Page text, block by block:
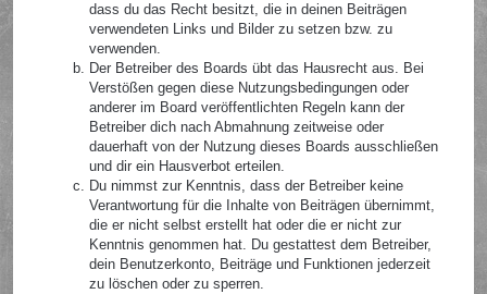
dass du das Recht besitzt, die in deinen Beiträgen
verwendeten Links und Bilder zu setzen bzw. zu
verwenden.
Der Betreiber des Boards übt das Hausrecht aus. Bei
Verstößen gegen diese Nutzungsbedingungen oder
anderer im Board veröffentlichten Regeln kann der
Betreiber dich nach Abmahnung zeitweise oder
dauerhaft von der Nutzung dieses Boards ausschließen
und dir ein Hausverbot erteilen.
Du nimmst zur Kenntnis, dass der Betreiber keine
Verantwortung für die Inhalte von Beiträgen übernimmt,
die er nicht selbst erstellt hat oder die er nicht zur
Kenntnis genommen hat. Du gestattest dem Betreiber,
dein Benutzerkonto, Beiträge und Funktionen jederzeit
zu löschen oder zu sperren.